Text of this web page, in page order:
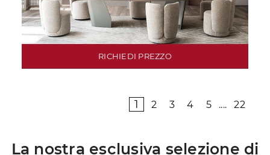
RICHIEDI PREZZO
1 2 3 4 5 .... 22
La nostra esclusiva selezione di